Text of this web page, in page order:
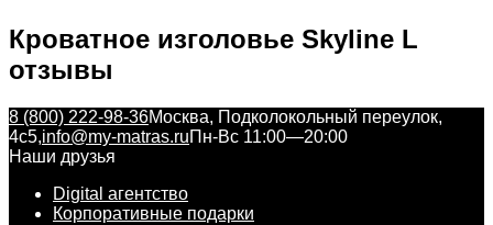
Кроватное изголовье Skyline L
отзывы
8 (800) 222-98-36Москва, Подколокольный переулок,
4с5,info@my-matras.ruПн-Вс 11:00—20:00
Наши друзья
Digital агентство
Корпоративные подарки